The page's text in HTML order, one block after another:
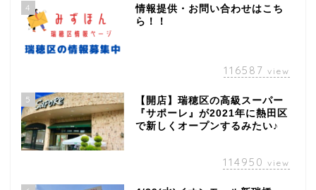
4
情報提供・お問い合わせはこち
ら！！
116587 view
5
【開店】瑞穂区の高級スーパー
『サポーレ』が2021年に熱田区
で新しくオープンするみたい♪
114950 view